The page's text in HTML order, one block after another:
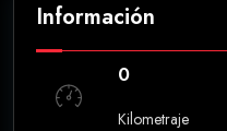
Información
0
Kilometraje